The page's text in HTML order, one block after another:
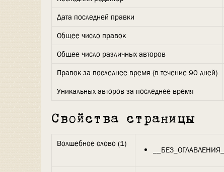
Дата последней правки
Общее число правок
Общее число различных авторов
Правок за последнее время (в течение 90 дней)
Уникальных авторов за последнее время
Свойства страницы
Волшебное слово (1)
__БЕЗ_ОГЛАВЛЕНИЯ__